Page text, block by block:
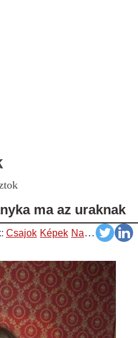
ma az uraknak
Csajok Képek Napiszar